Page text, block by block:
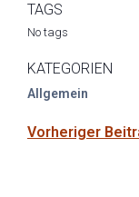
TAGS
No tags
KATEGORIEN
Allgemein
Vorheriger